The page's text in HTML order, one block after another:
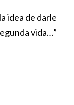
idea de darle
vida…”